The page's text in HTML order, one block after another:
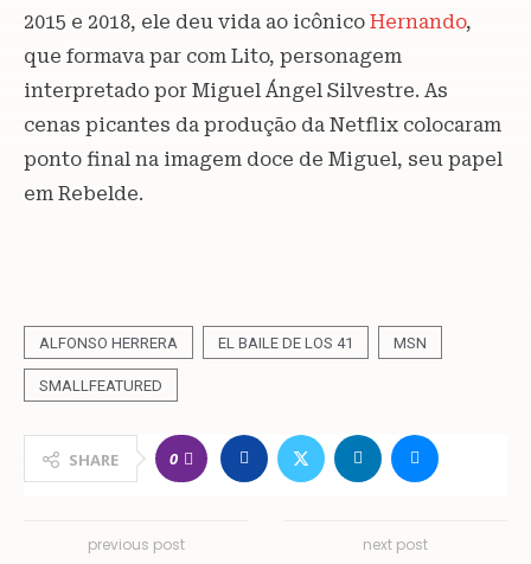
2015 e 2018, ele deu vida ao icônico Hernando,
que formava par com Lito, personagem
interpretado por Miguel Ángel Silvestre. As
cenas picantes da produção da Netflix colocaram
ponto final na imagem doce de Miguel, seu papel
em Rebelde.
ALFONSO HERRERA EL BAILE DE LOS 41 MSN
SMALLFEATURED
SHARE 0
previous post next post